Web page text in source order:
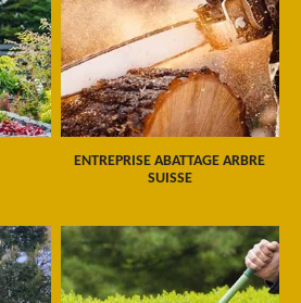
ENTREPRISE ABATTAGE ARBRE
SUISSE